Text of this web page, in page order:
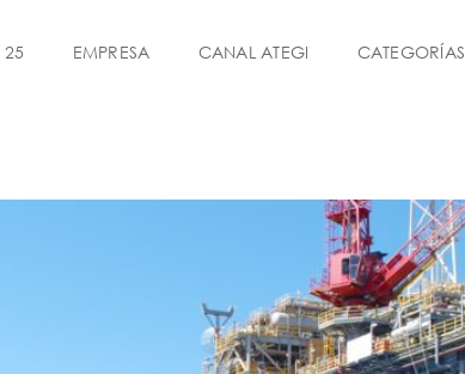
25 EMPRESA CANAL ATEGI CATEGORÍAS